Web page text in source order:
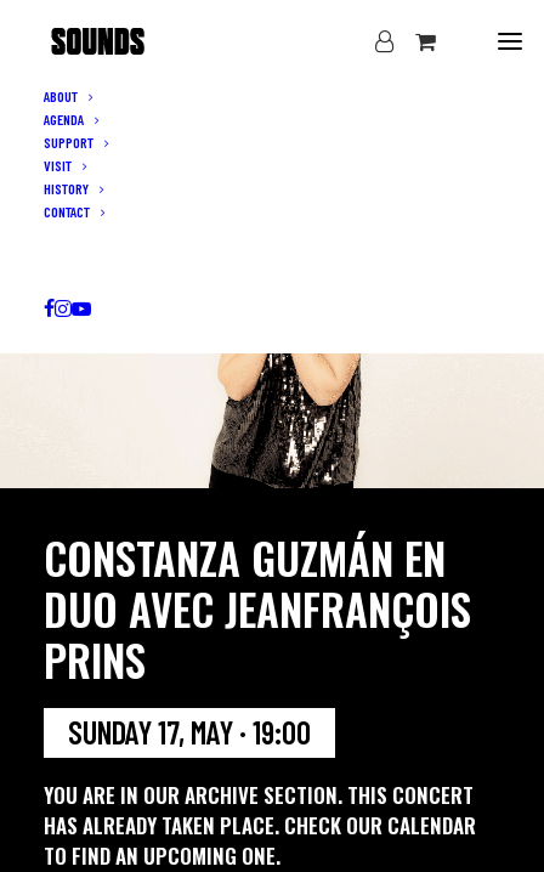
ABOUT
AGENDA
SUPPORT
VISIT
HISTORY
CONTACT
CONSTANZA GUZMÁN EN
DUO AVEC JEANFRANÇOIS
PRINS
SUNDAY 17, MAY · 19:00
YOU ARE IN OUR ARCHIVE SECTION. THIS CONCERT
HAS ALREADY TAKEN PLACE. CHECK OUR CALENDAR
TO FIND AN UPCOMING ONE.